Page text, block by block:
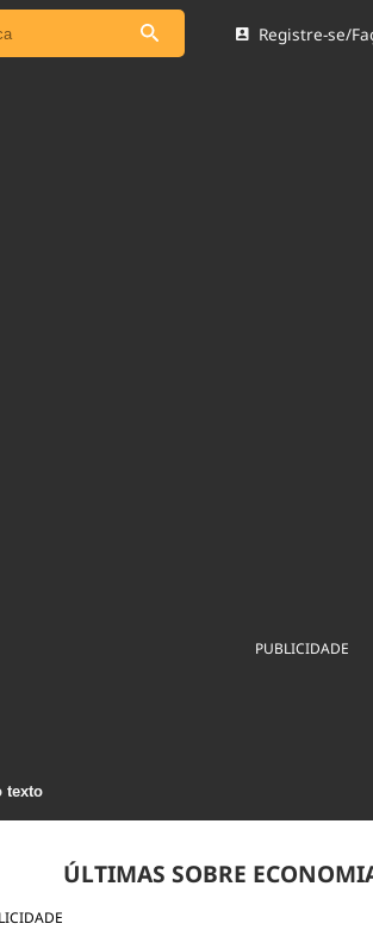
as notícias
Registre-se/
texto
PUBLICIDADE
ÚLTIMAS SOBRE